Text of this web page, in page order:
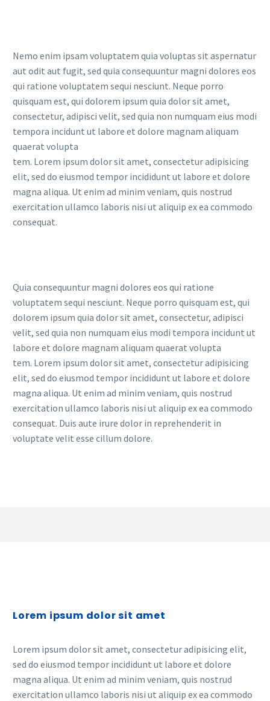
Nemo enim ipsam voluptatem quia voluptas sit aspernatur
aut odit aut fugit, sed quia consequuntur magni dolores eos
qui ratione voluptatem sequi nesciunt. Neque porro
quisquam est, qui dolorem ipsum quia dolor sit amet,
consectetur, adipisci velit, sed quia non numquam eius modi
tempora incidunt ut labore et dolore magnam aliquam
quaerat volupta
tem. Lorem ipsum dolor sit amet, consectetur adipisicing
elit, sed do eiusmod tempor incididunt ut labore et dolore
magna aliqua. Ut enim ad minim veniam, quis nostrud
exercitation ullamco laboris nisi ut aliquip ex ea commodo
consequat.
Quia consequuntur magni dolores eos qui ratione
voluptatem sequi nesciunt. Neque porro quisquam est, qui
dolorem ipsum quia dolor sit amet, consectetur, adipisci
velit, sed quia non numquam eius modi tempora incidunt ut
labore et dolore magnam aliquam quaerat volupta
tem. Lorem ipsum dolor sit amet, consectetur adipisicing
elit, sed do eiusmod tempor incididunt ut labore et dolore
magna aliqua. Ut enim ad minim veniam, quis nostrud
exercitation ullamco laboris nisi ut aliquip ex ea commodo
consequat. Duis aute irure dolor in reprehenderit in
voluptate velit esse cillum dolore.
Lorem ipsum dolor sit amet
Lorem ipsum dolor sit amet, consectetur adipisicing elit,
sed do eiusmod tempor incididunt ut labore et dolore
magna aliqua. Ut enim ad minim veniam, quis nostrud
exercitation ullamco laboris nisi ut aliquip ex ea commodo